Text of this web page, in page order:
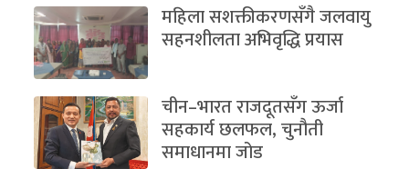
महिला सशक्तीकरणसँगै जलवायु
सहनशीलता अभिवृद्धि प्रयास
चीन–भारत राजदूतसँग ऊर्जा
सहकार्य छलफल, चुनौती
समाधानमा जोड